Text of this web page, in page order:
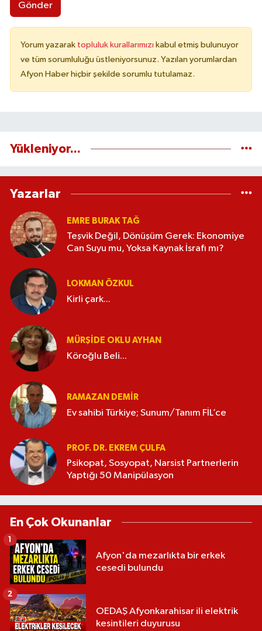
Gönder
Yorum yazarak topluluk kurallarımızı kabul etmiş bulunuyor
ve tüm sorumluluğu üstleniyorsunuz. Yazılan yorumlardan
Afyon Haber hiçbir şekilde sorumlu tutulamaz.
Yükleniyor...
Yazarlar
EMRE BURAK TAĞ
Teşvik Değil, Dönüşüm Gerek: Ekonomiye
Can Suyu mu, Yoksa Kaynak İsrafı mı?
LOKMAN ÖZKUL
Kirli çark...
MÜRŞIDE OKLU AYHAN
Köroğlu Beli...
RAMAZAN DEMİR
Ev sahibi Türkiye; Sunum/Tanım FİL’ce
PROF. DR. EKREM ÇULFA
Psikopat, Sosyopat, Narsist Partnerlerin
Yaptığı 50 Manipülasyon
En Çok Okunanlar
Afyon'da mezarlıkta bir erkek
cesedi bulundu
1
OEDAŞ Afyonkarahisar ili elektrik
kesintileri duyurusu
2